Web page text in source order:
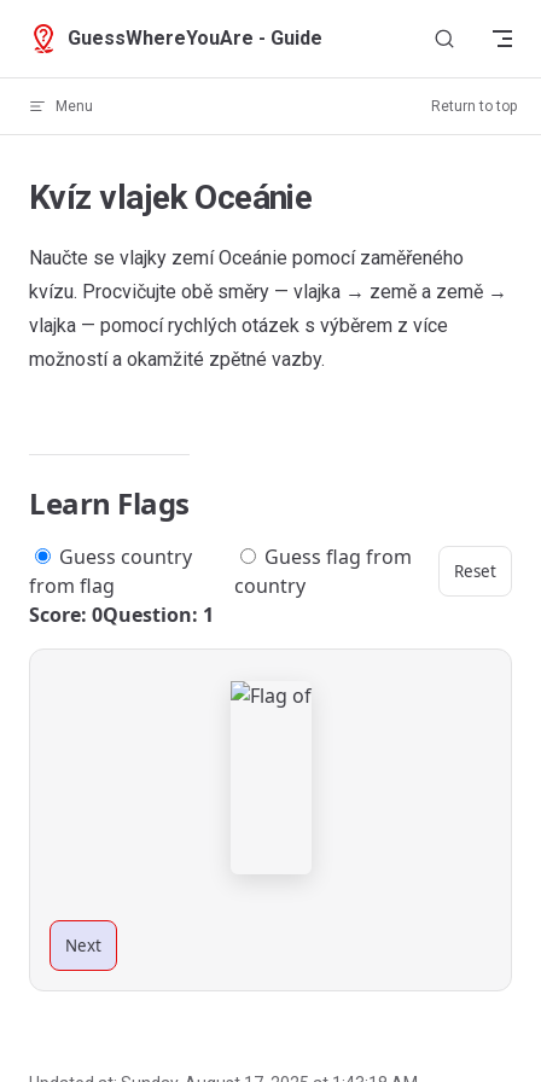
Skip to content
GuessWhereYouAre - Guide
Menu Return to top
Kvíz vlajek Oceánie
Naučte se vlajky zemí Oceánie pomocí zaměřeného
kvízu. Procvičujte obě směry — vlajka → země a země →
vlajka — pomocí rychlých otázek s výběrem z více
možností a okamžité zpětné vazby.
Learn Flags
Guess country
from flag
Guess flag from
country
Reset
Score: 0Question: 1
Next